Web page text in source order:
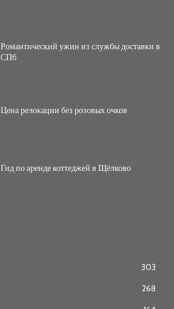
Романтический ужин из службы доставки в
СПб
Цена релокации без розовых очков
Гид по аренде коттеджей в Щёлково
303
268